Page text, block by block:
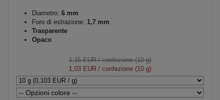
Diametro: 6 mm
Foro di estrazione: 1,7 mm
Trasparente
Opaco
1,15 EUR/ confezione (10 g)
1,03 EUR / confezione (10 g)